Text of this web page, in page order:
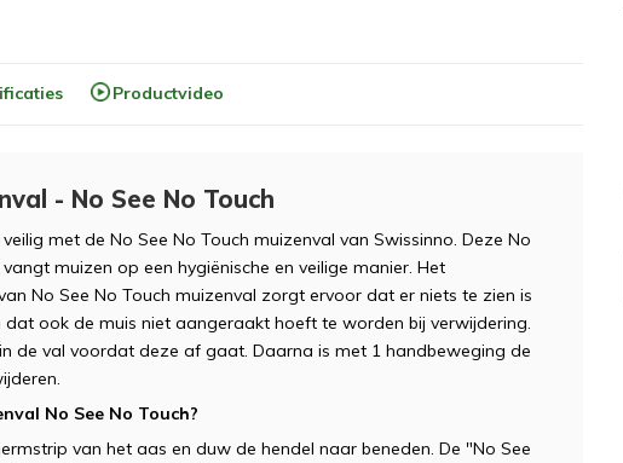
Productvideo
- No See No Touch
met de No See No Touch muizenval van Swissinno. Deze No
muizen op een hygiënische en veilige manier. Het
No See No Touch muizenval zorgt ervoor dat er niets te zien is
ook de muis niet aangeraakt hoeft te worden bij verwijdering.
de val voordat deze af gaat. Daarna is met 1 handbeweging de
No See No Touch?
van het aas en duw de hendel naar beneden. De "No See